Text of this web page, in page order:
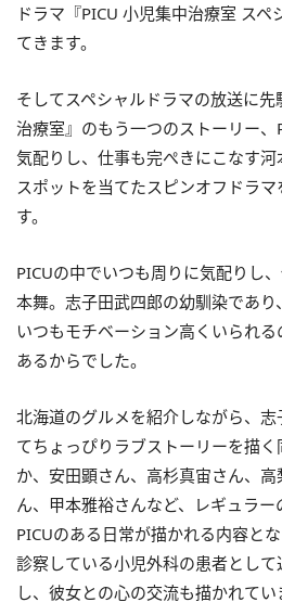
ドラマ『PICU 小児集中治療室 ス
てきます。
そしてスペシャルドラマの放送に先
治療室』のもう一つのストーリー
気配りし、仕事も完ぺきにこなす
スポットを当てたスピンオフドラ
す。
PICUの中でいつも周りに気配りし
本舞。志子田武四郎の幼馴染であり
いつもモチベーション高くいられ
あるからでした。
北海道のグルメを紹介しながら、
てちょっぴりラブストーリーを描
か、安田顕さん、高杉真宙さん、
ん、甲本雅裕さんなど、レギュラー
PICUのある日常が描かれる内容と
診察している小児外科の患者とし
し、彼女との心の交流も描かれてい